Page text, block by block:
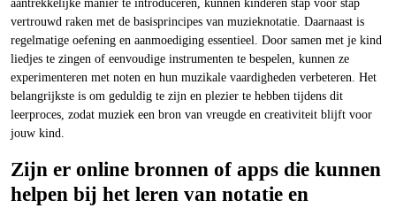
aantrekkelijke manier te introduceren, kunnen kinderen stap voor stap
vertrouwd raken met de basisprincipes van muzieknotatie. Daarnaast is
regelmatige oefening en aanmoediging essentieel. Door samen met je kind
liedjes te zingen of eenvoudige instrumenten te bespelen, kunnen ze
experimenteren met noten en hun muzikale vaardigheden verbeteren. Het
belangrijkste is om geduldig te zijn en plezier te hebben tijdens dit
leerproces, zodat muziek een bron van vreugde en creativiteit blijft voor
jouw kind.
Zijn er online bronnen of apps die kunnen
helpen bij het leren van notatie en